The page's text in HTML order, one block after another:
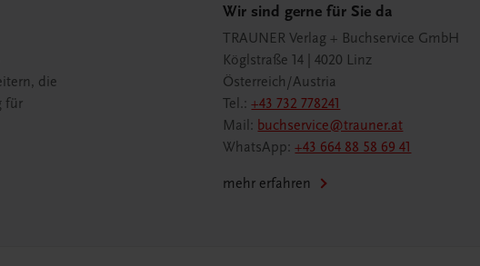
die
für
Wir sind gerne für Sie da
TRAUNER Verlag + Buchservice GmbH
Köglstraße 14 | 4020 Linz
Österreich/Austria
Tel.:+43 732 778241
Mail: buchservice@trauner.at
WhatsApp:+43 664 88 58 69 41
mehr erfahren